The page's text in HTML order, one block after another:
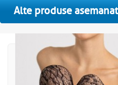
Alte produse